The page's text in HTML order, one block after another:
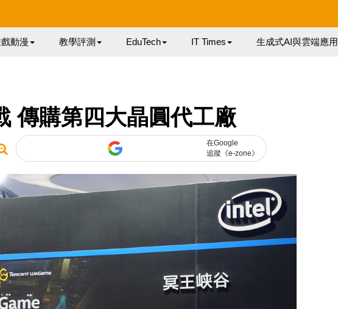
動漫 教學評測 EduTech IT Times 生成式AI與雲端應用
傳購第四大晶圓代工廠
在Google
追蹤《e-zone》